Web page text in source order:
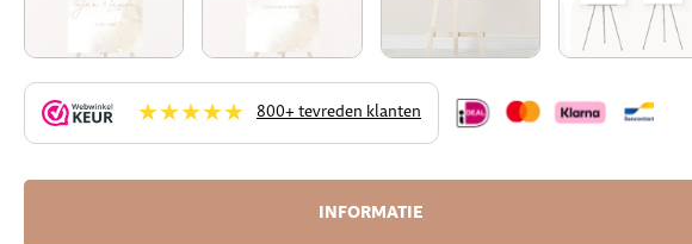
★★★★★ 800+ tevreden klanten
INFORMATIE